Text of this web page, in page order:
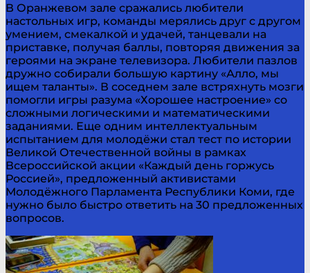
В Оранжевом зале сражались любители
настольных игр, команды мерялись друг с другом
умением, смекалкой и удачей, танцевали на
приставке, получая баллы, повторяя движения за
героями на экране телевизора. Любители пазлов
дружно собирали большую картину «Алло, мы
ищем таланты». В соседнем зале встряхнуть мозги
помогли игры разума «Хорошее настроение» со
сложными логическими и математическими
заданиями. Еще одним интеллектуальным
испытанием для молодёжи стал тест по истории
Великой Отечественной войны в рамках
Всероссийской акции «Каждый день горжусь
Россией», предложенный активистами
Молодёжного Парламента Республики Коми, где
нужно было быстро ответить на 30 предложенных
вопросов.